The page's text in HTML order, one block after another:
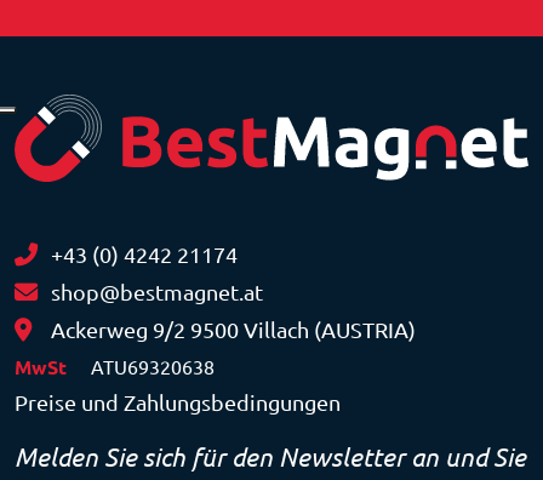
+43 (0) 4242 21174
shop@bestmagnet.at
Ackerweg 9/2 9500 Villach (AUSTRIA)
MwSt ATU69320638
Preise und Zahlungsbedingungen
Melden Sie sich für den Newsletter an und Sie